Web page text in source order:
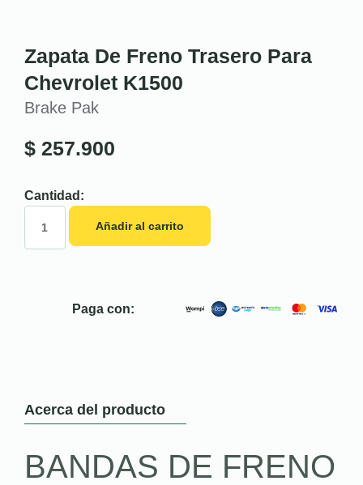
Zapata De Freno Trasero Para
Chevrolet K1500
Brake Pak
$ 257.900
Cantidad:
Añadir al carrito
Paga con:
Acerca del producto
BANDAS DE FRENO